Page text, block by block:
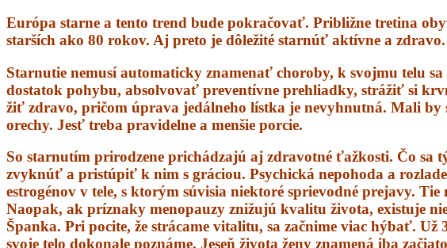
Európa starne a tento trend bude pokračovať. Približne tretina
starších ako 80 rokov. Aj preto je dôležité starnúť aktívne a zdravo.
Starnutie nemusí automaticky znamenať choroby, k svojmu telu
dostatok pohybu, absolvovať preventívne prehliadky, strážiť si
žiť zdravo, pričom úprava jedálneho lístka je nevyhnutná. Mali by
orechy. Jesť treba pravidelne a menšie porcie.
So starnutím prirodzene prichádzajú aj zdravotné ťažkosti. Čo sa
zvyknúť a pristúpiť k nim s gráciou. Psychická nepohoda a
estrogénov v tele, s ktorým súvisia niektoré sprievodné prejavy.
Naopak, ak príznaky menopauzy znižujú kvalitu života, existuje
Španka. Pri pocite, že strácame vitalitu, sa začnime viac hýbať.
svoje telo dokonale poznáme. Jeseň života ženy znamená iba